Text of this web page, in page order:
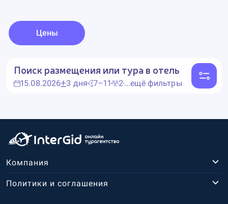
Цены
Поиск размещения или тура в отель
15.08.2026 3 дня 7–11 2...ещё фильтры
Компания
Политики и соглашения